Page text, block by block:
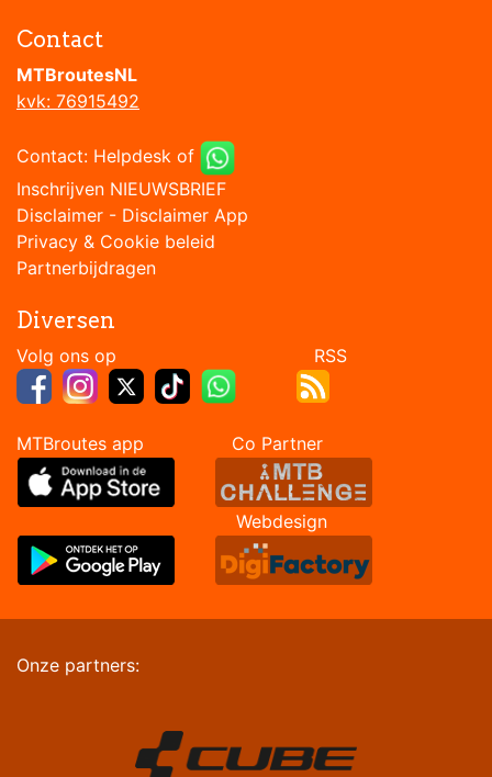
Contact
MTBroutesNL
kvk: 76915492
Contact: Helpdesk of
Inschrijven NIEUWSBRIEF
Disclaimer - Disclaimer App
Privacy & Cookie beleid
Partnerbijdragen
Diversen
Volg ons op RSS
MTBroutes app Co Partner
Webdesign
Onze partners: